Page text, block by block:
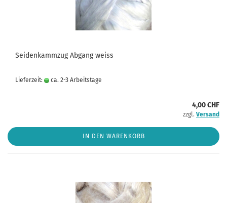
Seidenkammzug Abgang weiss
Lieferzeit: ca. 2-3 Arbeitstage
4,00 CHF
zzgl. Versand
IN DEN WARENKORB